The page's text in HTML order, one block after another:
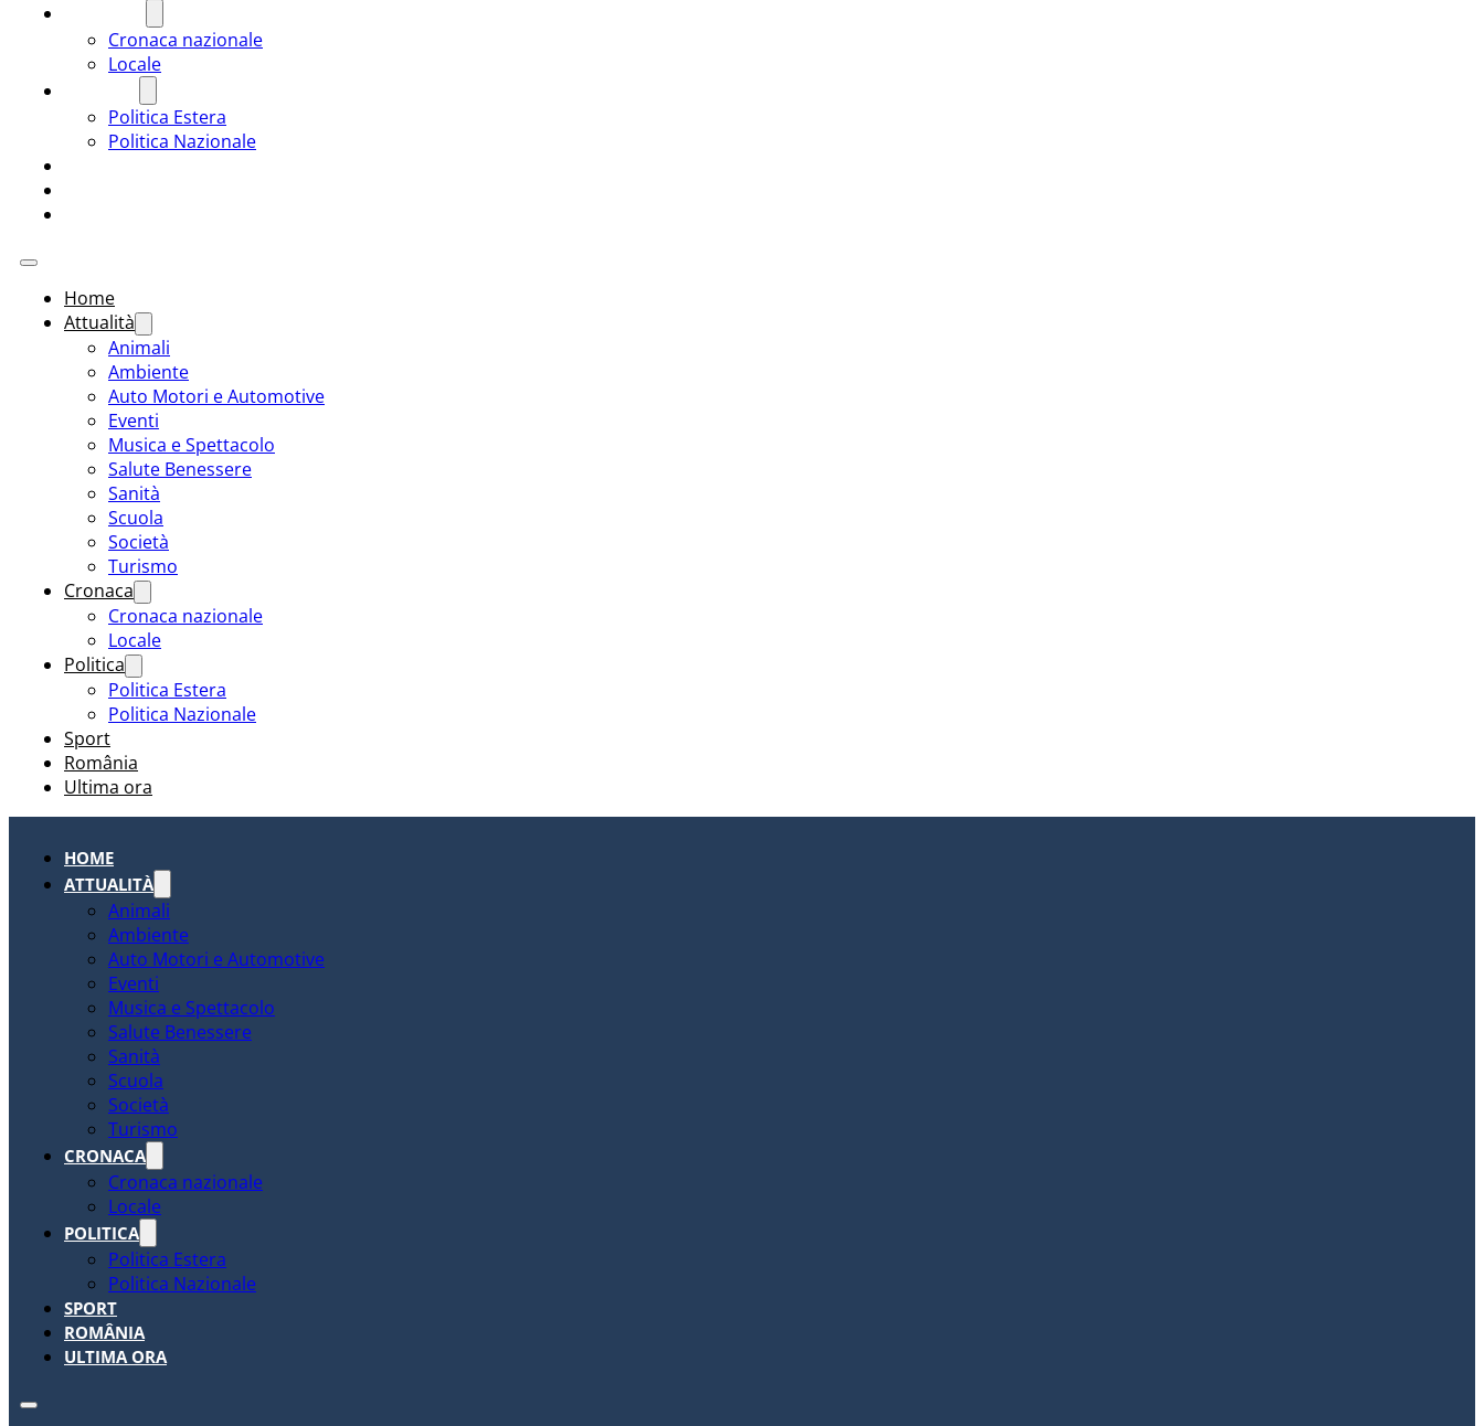
Cronaca nazionale
Locale
Politica Estera
Politica Nazionale
Home
Attualità
Animali
Ambiente
Auto Motori e Automotive
Eventi
Musica e Spettacolo
Salute Benessere
Sanità
Scuola
Società
Turismo
Cronaca
Cronaca nazionale
Locale
Politica
Politica Estera
Politica Nazionale
Sport
România
Ultima ora
HOME
ATTUALITÀ
Animali
Ambiente
Auto Motori e Automotive
Eventi
Musica e Spettacolo
Salute Benessere
Sanità
Scuola
Società
Turismo
CRONACA
Cronaca nazionale
Locale
POLITICA
Politica Estera
Politica Nazionale
SPORT
ROMÂNIA
ULTIMA ORA